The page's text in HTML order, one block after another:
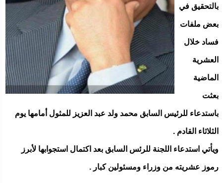
بالتحقيق في
بعض ملفات
فساد خلال
العشرية
الماضية
بعثت
باستدعاء للرئيس السابق محمد ولد عبد العزيز للمثول أمامها يوم
الثلاثاء القادم .
ويأتي استدعاء اللجنة للرئس السابق بعد اكتمال استجوابها لأبرز
رموز عشريته من وزراء ومسئولين كبار .